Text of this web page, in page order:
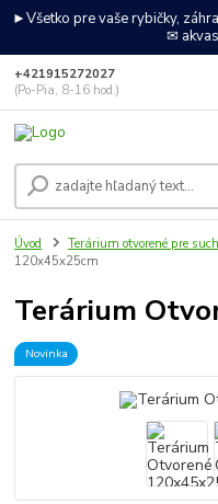
►Všetko pre vaše rybičky,
✉
+421915272027
(Po-Pia, 8-16 hod.)
Úvod Terárium otvorené pre
120x45x25cm
Terárium
Novinka